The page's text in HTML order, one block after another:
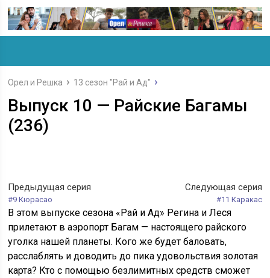
Орел и Решка 13 сезон "Рай и Ад"
Выпуск 10 — Райские Багамы
(236)
Предыдущая серия
#9 Кюрасао
Следующая серия
#11 Каракас
В этом выпуске сезона «Рай и Ад» Регина и Леся
прилетают в аэропорт Багам — настоящего райского
уголка нашей планеты. Кого же будет баловать,
расслаблять и доводить до пика удовольствия золотая
карта? Кто с помощью безлимитных средств сможет